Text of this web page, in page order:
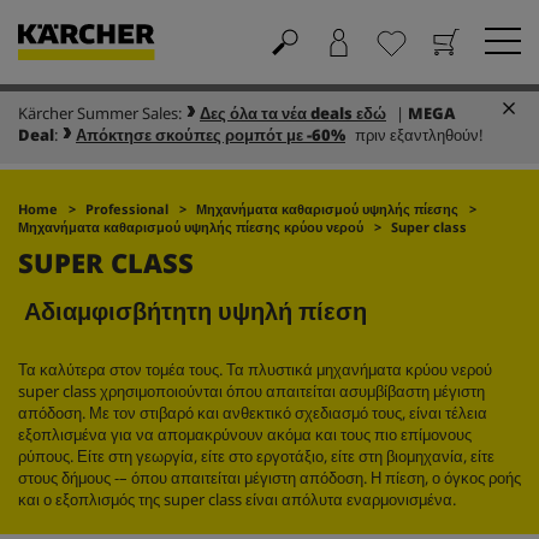
Καλάθι
Αγαπημένα
Kärcher Summer Sales: Δες όλα τα νέα deals εδώ | MEGA
Deal: Απόκτησε σκούπες ρομπότ με -60% πριν εξαντληθούν!
Home Professional
Μηχανήματα καθαρισμού υψηλής πίεσης
Μηχανήματα καθαρισμού υψηλής πίεσης κρύου νερού
Super class
SUPER CLASS
Αδιαμφισβήτητη υψηλή πίεση
Τα καλύτερα στον τομέα τους. Τα πλυστικά μηχανήματα κρύου νερού
super class χρησιμοποιούνται όπου απαιτείται ασυμβίβαστη μέγιστη
απόδοση. Με τον στιβαρό και ανθεκτικό σχεδιασμό τους, είναι τέλεια
εξοπλισμένα για να απομακρύνουν ακόμα και τους πιο επίμονους
ρύπους. Είτε στη γεωργία, είτε στο εργοτάξιο, είτε στη βιομηχανία, είτε
στους δήμους -– όπου απαιτείται μέγιστη απόδοση. Η πίεση, ο όγκος ροής
και ο εξοπλισμός της super class είναι απόλυτα εναρμονισμένα.